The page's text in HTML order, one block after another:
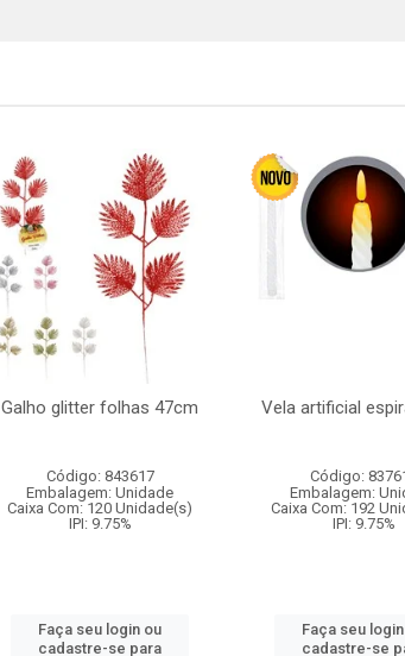
Galho glitter folhas 47cm
Código: 843617
Embalagem: Unidade
Caixa Com: 120 Unidade(s)
IPI: 9.75%
Faça seu login ou
cadastre-se para
Vela artificial
Código:
Embalagem:
Caixa Com: 192
IPI: 9.75%
Faça seu
cadastre-se